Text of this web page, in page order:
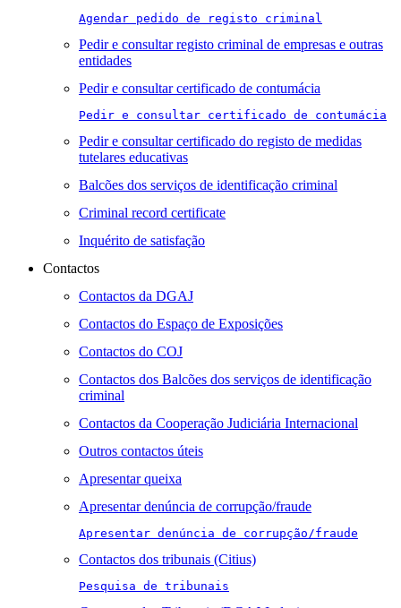
Agendar pedido de registo criminal
Pedir e consultar registo criminal de empresas e outras
entidades
Pedir e consultar certificado de contumácia
Pedir e consultar certificado de contumácia
Pedir e consultar certificado do registo de medidas
tutelares educativas
Balcões dos serviços de identificação criminal
Criminal record certificate
Inquérito de satisfação
Contactos
Contactos da DGAJ
Contactos do Espaço de Exposições
Contactos do COJ
Contactos dos Balcões dos serviços de identificação
criminal
Contactos da Cooperação Judiciária Internacional
Outros contactos úteis
Apresentar queixa
Apresentar denúncia de corrupção/fraude
Apresentar denúncia de corrupção/fraude
Contactos dos tribunais (Citius)
Pesquisa de tribunais